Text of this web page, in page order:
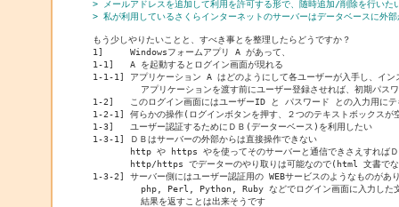
> メールアドレスを追加して利用を許可する形で、随時追加/削除を行いた
> 私が利用しているさくらインターネットのサーバーはデータベースに外
もう少しやりたいことと、すべき事とを整理したらどうですか？
1]     Windowsフォームアプリ A があって、
1-1]   A を起動するとログイン画面が現れる
1-1-1] アプリケーション A はどのようにして各ユーザーが入手し、イン
アプリケーションを渡す前にユーザー登録させれば、初期パス
1-2]   このログイン画面にはユーザーID と パスワード との入力用にテ
1-2-1] 何らかの操作(ログインボタンを押す、２つのテキストボックスが
1-3]   ユーザー認証するためにＤＢ(データーベース)を利用したい
1-3-1] ＤＢはサーバーの外部からは直接操作できない
http や https やを使ってそのサーバーと通信できさえすればＤ
http/https でデーターのやり取りは可能なので(html 文書でな
1-3-2] サーバー側にはユーザー認証用の WEBサービスのようなものがあ
php, Perl, Python, Ruby などでログイン画面に入力した文
         結果を返すことは出来そうです